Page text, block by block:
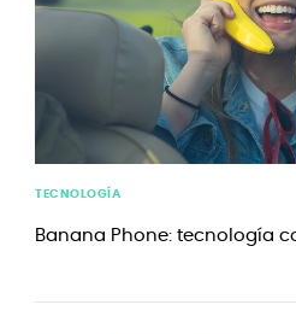
TECNOLOGÍA
Banana Phone: tecnología